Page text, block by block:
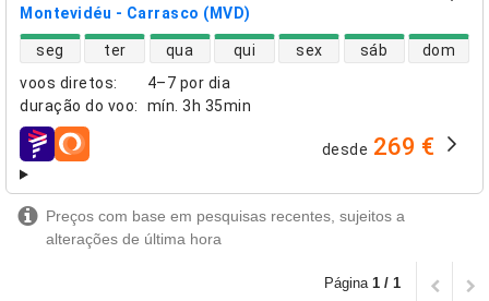
Montevidéu - Carrasco (MVD)
voos diretos:
4–7 por dia
duração do voo: mín. 3h 35min
disponibilidade de voos diretos
seg ter qua qui sex sáb dom
companhias aéreas desde 269 €
Preços com base em pesquisas recentes, sujeitos a
alterações de última hora
Página 1 / 1